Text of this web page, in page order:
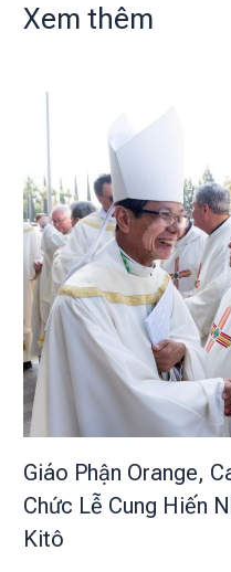
Xem thêm
Giáo Phận Orange,
Chức Lễ Cung Hiến
Kitô